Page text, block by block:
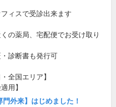
ィスで受診出来ます
の薬局、宅配便でお受け取り
診断書も発行可
全国エリア】
用】
門外来】はじめました！